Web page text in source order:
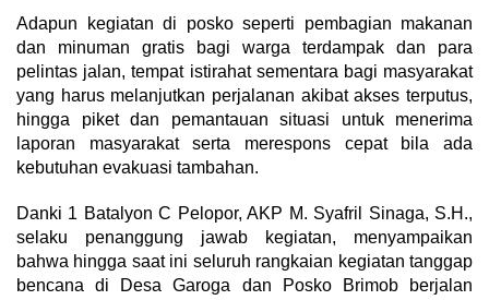
Adapun kegiatan di posko seperti pembagian makanan
dan minuman gratis bagi warga terdampak dan para
pelintas jalan, tempat istirahat sementara bagi masyarakat
yang harus melanjutkan perjalanan akibat akses terputus,
hingga piket dan pemantauan situasi untuk menerima
laporan masyarakat serta merespons cepat bila ada
kebutuhan evakuasi tambahan.
Danki 1 Batalyon C Pelopor, AKP M. Syafril Sinaga, S.H.,
selaku penanggung jawab kegiatan, menyampaikan
bahwa hingga saat ini seluruh rangkaian kegiatan tanggap
bencana di Desa Garoga dan Posko Brimob berjalan